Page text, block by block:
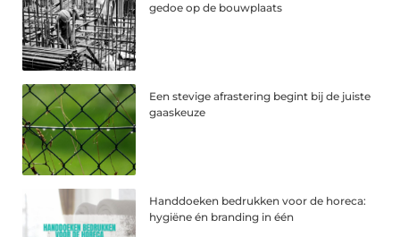
gedoe op de bouwplaats
Een stevige afrastering begint bij de juiste
gaaskeuze
Handdoeken bedrukken voor de horeca:
hygiëne én branding in één